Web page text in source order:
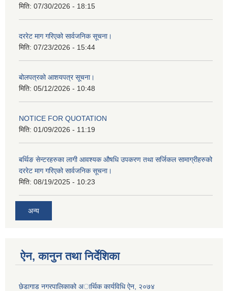
मिति: 07/30/2026 - 18:15
दररेट माग गरिएको सार्वजनिक सूचना।
मिति: 07/23/2026 - 15:44
बोलपत्रको आशयपत्र सूचना।
मिति: 05/12/2026 - 10:48
NOTICE FOR QUOTATION
मिति: 01/09/2026 - 11:19
बर्थिङ सेन्टरहरुका लागी आवश्यक औषधि उपकरण तथा सर्जिकल सामाग्रीहरुको
दररेट माग गरिएको सार्वजनिक सूचना।
मिति: 08/19/2025 - 10:23
अन्य
ऐन, कानुन तथा निर्देशिका
छेडागाड नगरपालिकाको अार्थिक कार्यविधि ऐन, २०७४